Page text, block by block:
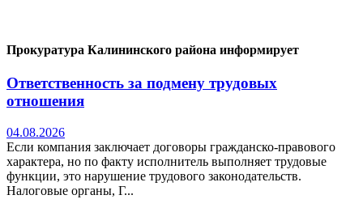
Прокуратура Калининского района информирует
Ответственность за подмену трудовых
отношения
04.08.2026
Если компания заключает договоры гражданско-правового
характера, но по факту исполнитель выполняет трудовые
функции, это нарушение трудового законодательств.
Налоговые органы, Г...